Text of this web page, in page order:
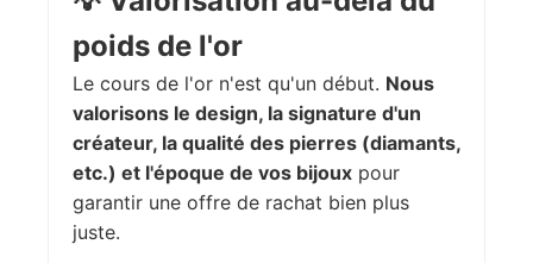
poids de l'or
Le cours de l'or n'est qu'un début. Nous
valorisons le design, la signature d'un
créateur, la qualité des pierres (diamants,
etc.) et l'époque de vos bijoux pour
garantir une offre de rachat bien plus
juste.